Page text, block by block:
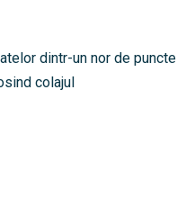
dintr-un nor de puncte
colajul